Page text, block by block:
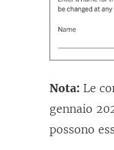
Nota: Le
gennaio
possono